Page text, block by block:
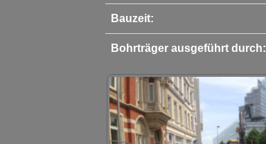
Bauzeit:
Bohrträger ausgeführt durch: